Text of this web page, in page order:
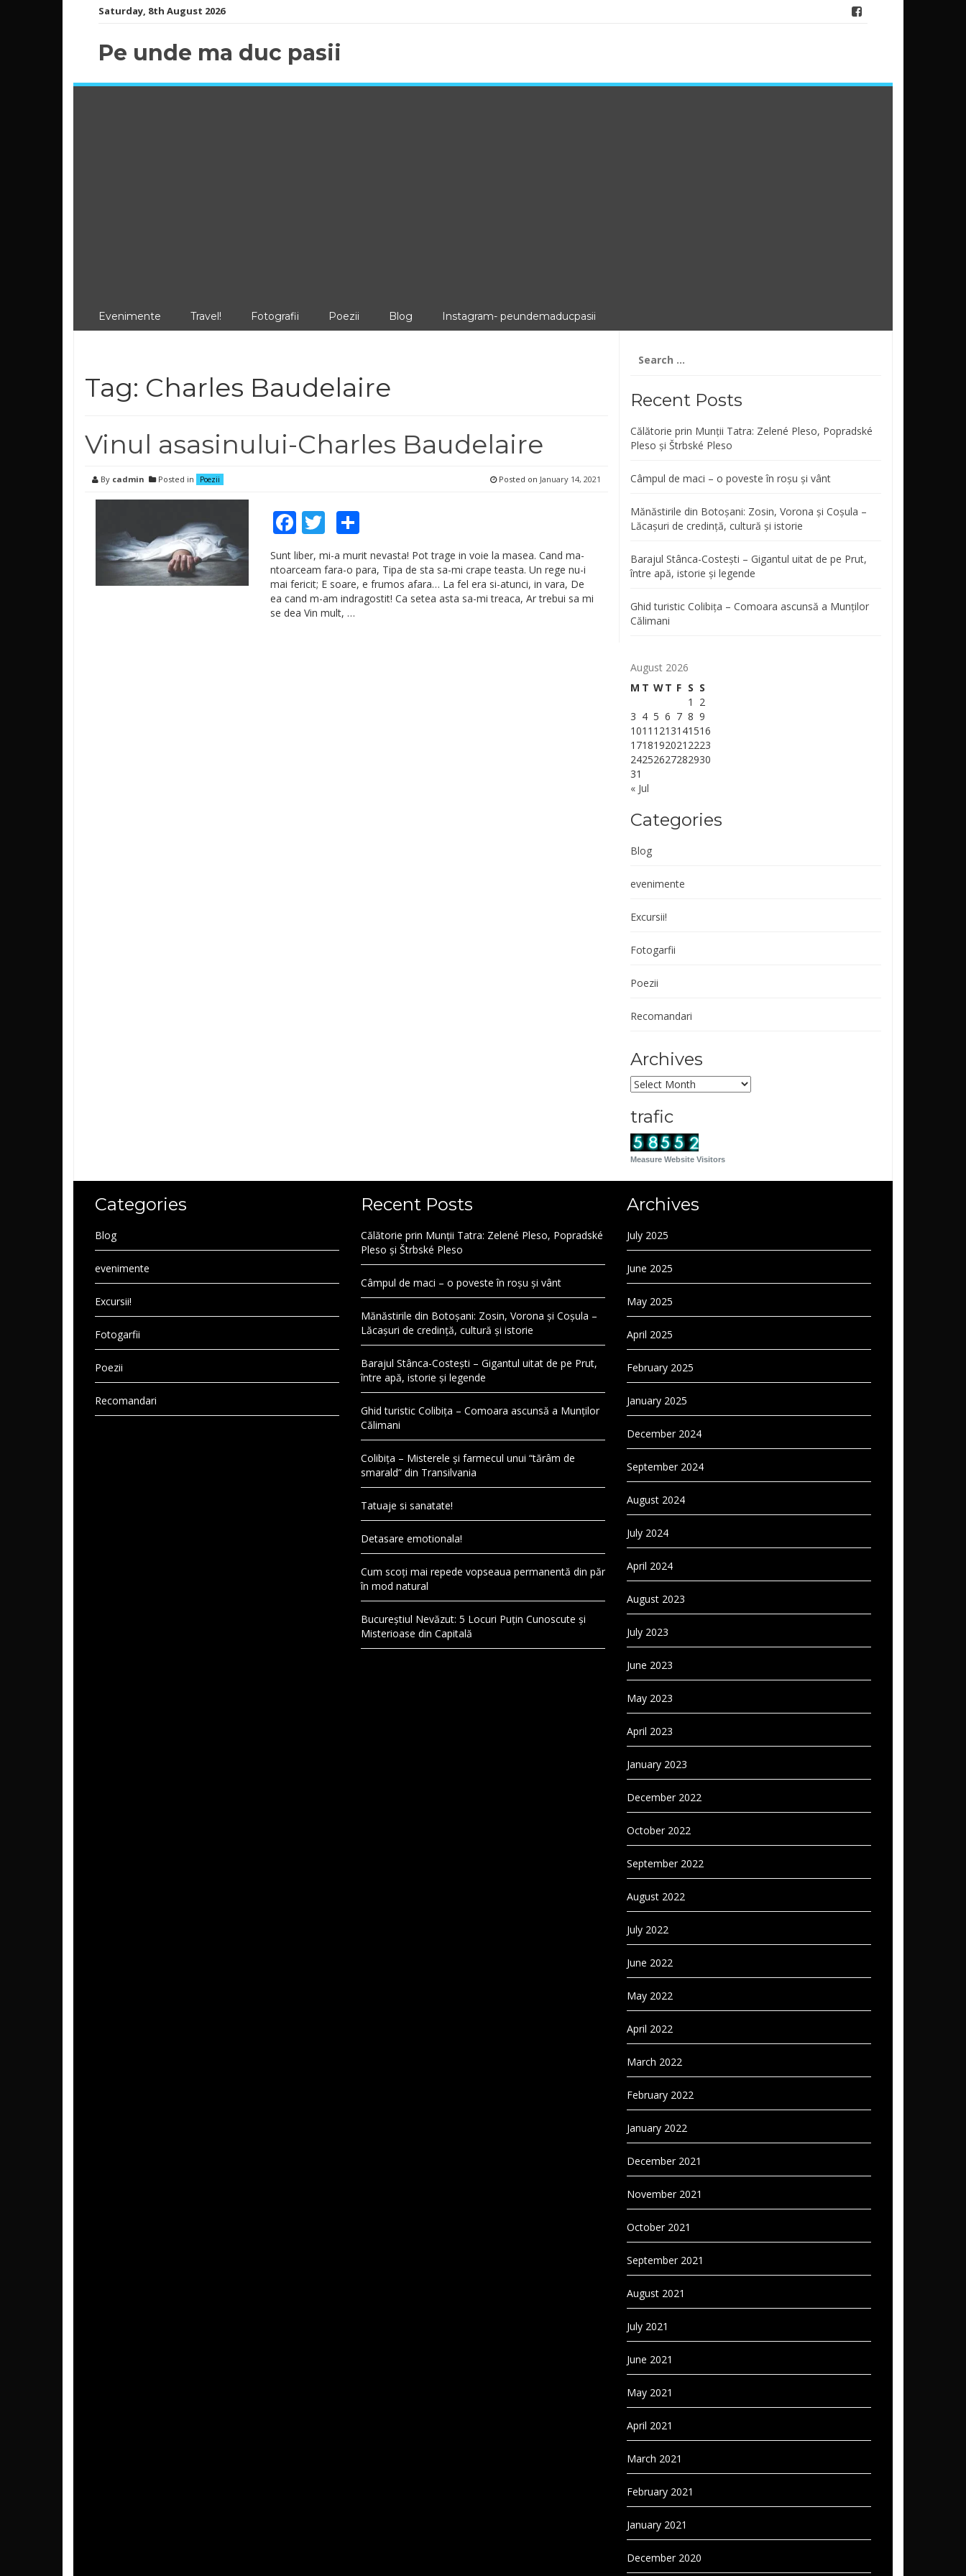
Saturday, 8th August 2026
Pe unde ma duc pasii
Evenimente Travel! Fotografii Poezii Blog Instagram- peundemaducpasii
Tag: Charles Baudelaire
Vinul asasinului-Charles Baudelaire
By cadmin Posted in Poezii Posted on January 14, 2021
Facebook
Twitter
Share
Sunt liber, mi-a murit nevasta! Pot trage in voie la masea. Cand ma-
ntoarceam fara-o para, Tipa de sta sa-mi crape teasta. Un rege nu-i
mai fericit; E soare, e frumos afara… La fel era si-atunci, in vara, De
ea cand m-am indragostit! Ca setea asta sa-mi treaca, Ar trebui sa mi
se dea Vin mult, …
for:
Recent Posts
Călătorie prin Munții Tatra: Zelené Pleso, Popradské
Pleso și Štrbské Pleso
Câmpul de maci – o poveste în roșu și vânt
Mănăstirile din Botoșani: Zosin, Vorona și Coșula –
Lăcașuri de credință, cultură și istorie
Barajul Stânca-Costești – Gigantul uitat de pe Prut,
între apă, istorie și legende
Ghid turistic Colibița – Comoara ascunsă a Munților
Călimani
August 2026
M T WT F S S
« Jul
1
2
3 4 5 6 7 8 9
1011 1213141516
1718192021 2223
24252627282930
31
Categories
Blog
evenimente
Excursii!
Fotogarfii
Poezii
Recomandari
Archives
Archives
trafic
Measure Website Visitors
Categories
Blog
evenimente
Excursii!
Fotogarfii
Poezii
Recomandari
Recent Posts
Călătorie prin Munții Tatra: Zelené Pleso, Popradské
Pleso și Štrbské Pleso
Câmpul de maci – o poveste în roșu și vânt
Mănăstirile din Botoșani: Zosin, Vorona și Coșula –
Lăcașuri de credință, cultură și istorie
Barajul Stânca-Costești – Gigantul uitat de pe Prut,
între apă, istorie și legende
Ghid turistic Colibița – Comoara ascunsă a Munților
Călimani
Colibița – Misterele și farmecul unui “tărâm de
smarald” din Transilvania
Tatuaje si sanatate!
Detasare emotionala!
Cum scoți mai repede vopseaua permanentă din păr
în mod natural
Bucureștiul Nevăzut: 5 Locuri Puțin Cunoscute și
Misterioase din Capitală
Archives
July 2025
June 2025
May 2025
April 2025
February 2025
January 2025
December 2024
September 2024
August 2024
July 2024
April 2024
August 2023
July 2023
June 2023
May 2023
April 2023
January 2023
December 2022
October 2022
September 2022
August 2022
July 2022
June 2022
May 2022
April 2022
March 2022
February 2022
January 2022
December 2021
November 2021
October 2021
September 2021
August 2021
July 2021
June 2021
May 2021
April 2021
March 2021
February 2021
January 2021
December 2020